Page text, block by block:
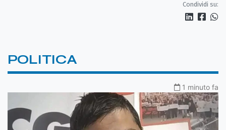
Condividi su:
POLITICA
1 minuto fa